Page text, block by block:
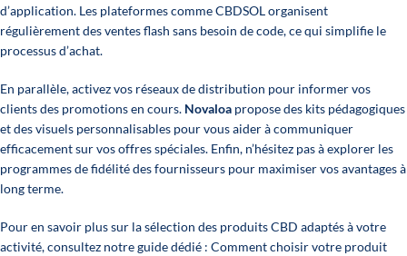
d’application. Les plateformes commeCBDSOLorganisent
régulièrement des ventes flash sans besoin de code, ce qui simplifie le
processus d’achat.
En parallèle, activez vos réseaux de distribution pour informer vos
clients des promotions en cours. Novaloa propose des kits pédagogiques
et des visuels personnalisables pour vous aider à communiquer
efficacement sur vos offres spéciales. Enfin, n’hésitez pas à explorer les
programmes de fidélité des fournisseurs pour maximiser vos avantages à
long terme.
Pour en savoir plus sur la sélection des produits CBD adaptés à votre
activité, consultez notre guide dédié : Comment choisir votre produit